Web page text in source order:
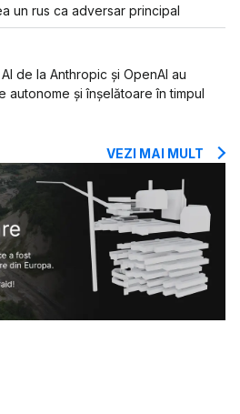
un rus ca adversar principal
de la Anthropic și OpenAI au
autonome și înșelătoare în timpul
VEZI MAI MULT